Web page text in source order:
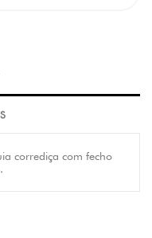
corrediça com fecho